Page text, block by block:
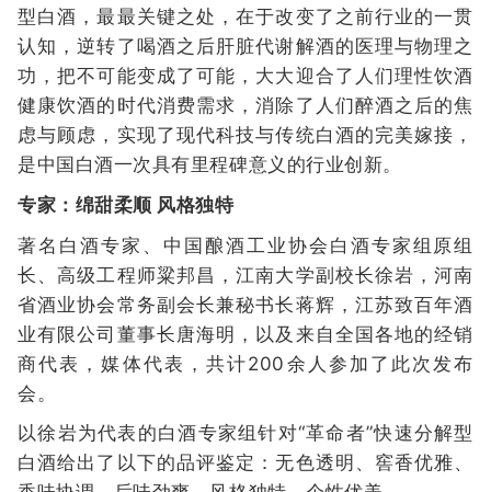
型白酒，最最关键之处，在于改变了之前行业的一贯
认知，逆转了喝酒之后肝脏代谢解酒的医理与物理之
功，把不可能变成了可能，大大迎合了人们理性饮酒
健康饮酒的时代消费需求，消除了人们醉酒之后的焦
虑与顾虑，实现了现代科技与传统白酒的完美嫁接，
是中国白酒一次具有里程碑意义的行业创新。
专家：绵甜柔顺 风格独特
著名白酒专家、中国酿酒工业协会白酒专家组原组
长、高级工程师粱邦昌，江南大学副校长徐岩，河南
省酒业协会常务副会长兼秘书长蒋辉，江苏致百年酒
业有限公司董事长唐海明，以及来自全国各地的经销
商代表，媒体代表，共计200余人参加了此次发布
会。
以徐岩为代表的白酒专家组针对“革命者”快速分解型
白酒给出了以下的品评鉴定：无色透明、窖香优雅、